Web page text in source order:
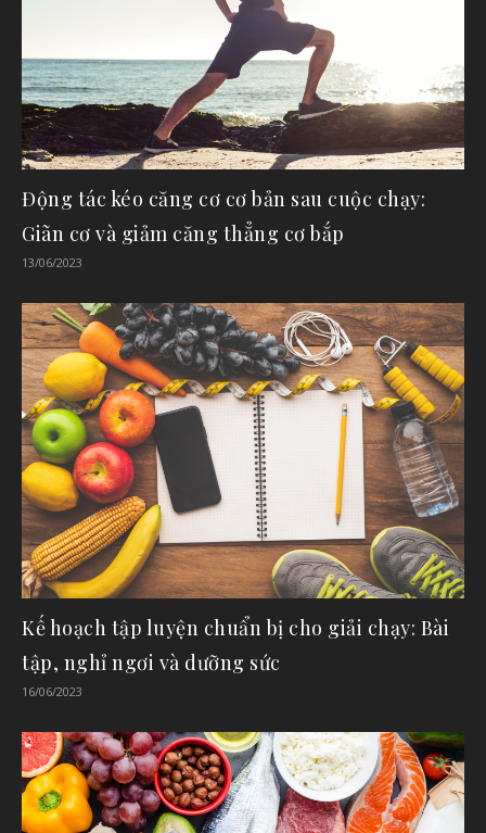
Động tác kéo căng cơ cơ bản sau cuộc chạy:
Giãn cơ và giảm căng thẳng cơ bắp
13/06/2023
Kế hoạch tập luyện chuẩn bị cho giải chạy: Bài
tập, nghỉ ngơi và dưỡng sức
16/06/2023